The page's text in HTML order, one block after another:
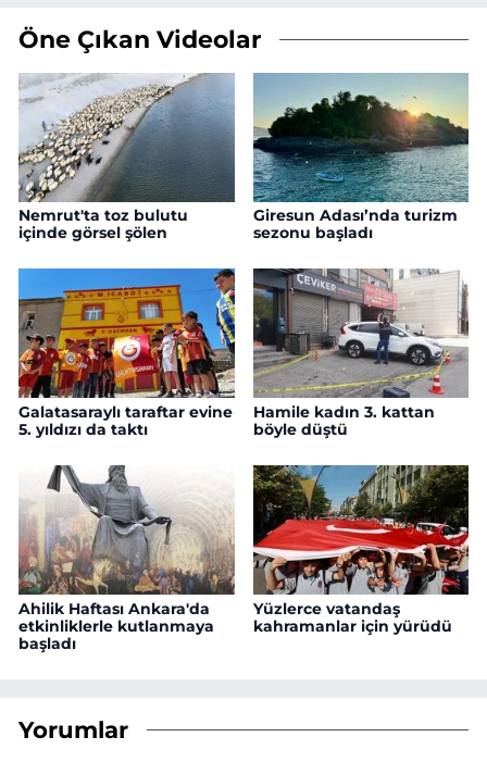
Öne Çıkan Videolar
Nemrut'ta toz bulutu
içinde görsel şölen
Giresun Adası’nda turizm
sezonu başladı
Galatasaraylı taraftar evine
5. yıldızı da taktı
Hamile kadın 3. kattan
böyle düştü
Ahilik Haftası Ankara'da
etkinliklerle kutlanmaya
başladı
Yüzlerce vatandaş
kahramanlar için yürüdü
Yorumlar